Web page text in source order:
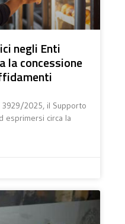
negli Enti
la concessione
3929/2025, il Supporto
esprimersi circa la